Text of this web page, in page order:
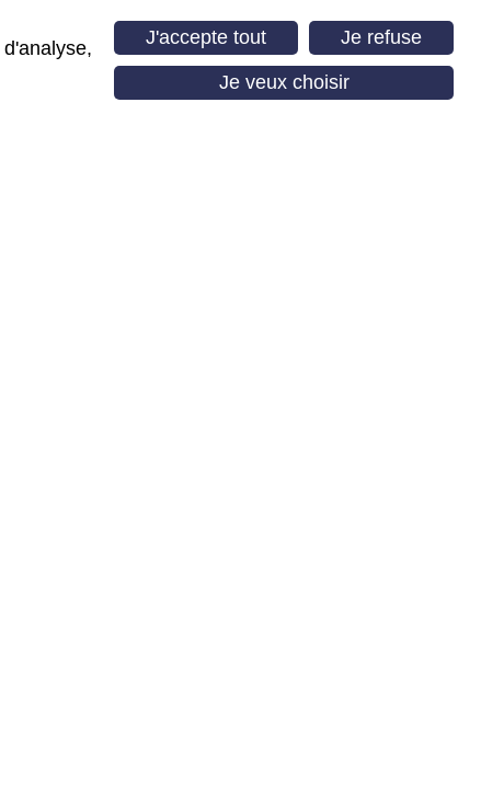
J'accepte tout Je refuse
Je veux choisir
SAMSUNG GALAXY
SAMSUNG